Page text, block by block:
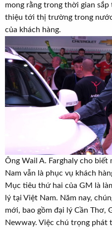
mong rằng trong thời gian
thiệu tới thị trường trong
của khách hàng.
Ông Wail A. Farghaly cho
Nam vẫn là phục vụ khách
Mục tiêu thứ hai của GM là
lý tại Việt Nam. Năm nay,
mới, bao gồm đại lý Cần Thơ,
Newway. Việc chú trọng phát